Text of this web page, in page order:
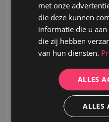
herstellingen
- Je stemt dagelijks
aftersales-team om
communicatie te
- Je volgt offertes
vragen te
- Je signaleert
en speelt hier actief
met onze
die deze kunnen
informatie die u
die zij hebben
van hun diensten.
ALLES
ALLES